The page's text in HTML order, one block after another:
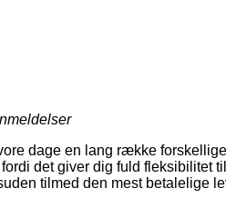
dage en lang række
det giver dig fuld fleksibilitet
tilmed den mest betalelige